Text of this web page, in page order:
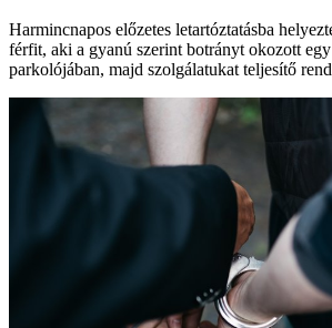
Harmincnapos előzetes letartóztatásba
férfit, aki a gyanú szerint botrányt okozott
parkolójában, majd szolgálatukat teljesítő